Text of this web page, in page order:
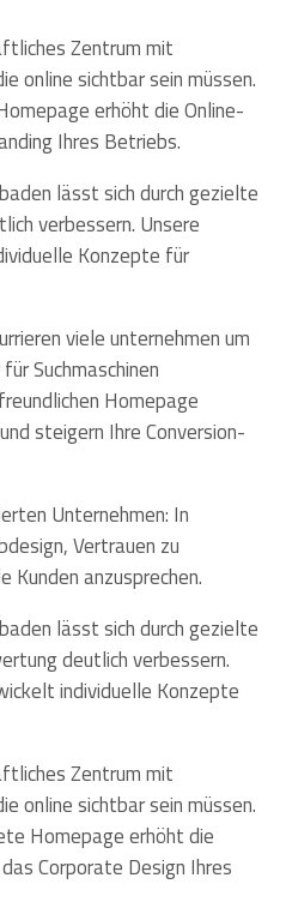
Zentrum mit
online sichtbar sein müssen.
erhöht die Online-
Ihres Betriebs.
lässt sich durch gezielte
verbessern. Unsere
Konzepte für
viele unternehmen um
Suchmaschinen
Homepage
steigern Ihre Conversion-
Unternehmen: In
Vertrauen zu
anzusprechen.
lässt sich durch gezielte
deutlich verbessern.
individuelle Konzepte
Zentrum mit
online sichtbar sein müssen.
Homepage erhöht die
Corporate Design Ihres